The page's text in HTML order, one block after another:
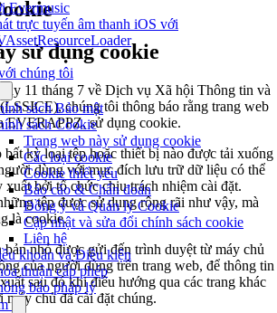
Evermusic
trực tuyến âm thanh iOS với
chúng tôi
sách Bảo mật
sách Cookie
Trang web này sử dụng cookie
Các loại cookie
Cookie thiết yếu
Báo cáo & Chẩn đoán
Đồng ý và Quản lý Cookie
Cập nhật và sửa đổi chính sách cookie
Liên hệ
khoản và Điều kiện
thuận cấp phép
báo pháp lý
sử dụng cookie
11 tháng 7 về Dịch vụ Xã hội Thông tin và
chúng tôi thông báo rằng trang web
EVERAPPZ, sử dụng cookie.
kỳ loại tệp hoặc thiết bị nào được tải xuống
dùng với mục đích lưu trữ dữ liệu có thể
xuất bởi tổ chức chịu trách nhiệm cài đặt.
tệp được sử dụng rộng rãi như vậy, mà
là cookie.
bản nhỏ được gửi đến trình duyệt từ máy chủ
của người dùng trên trang web, để thông tin
sau đó khi điều hướng qua các trang khác
chủ đã cài đặt chúng.